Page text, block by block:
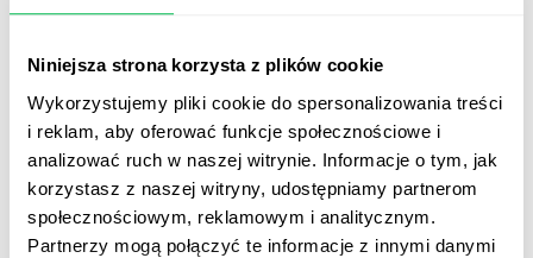
Niniejsza strona korzysta z plików cookie
Wykorzystujemy pliki cookie do spersonalizowania treści
i reklam, aby oferować funkcje społecznościowe i
analizować ruch w naszej witrynie. Informacje o tym, jak
korzystasz z naszej witryny, udostępniamy partnerom
społecznościowym, reklamowym i analitycznym.
Partnerzy mogą połączyć te informacje z innymi danymi
Krok 2: Zbadaj poziom kompetencji
Na podstawie stworzonego modelu oceń poziom
aktualnie posiadanych przez organizację kompetencji.
Możesz skorzystać z narzędzi, takich jak:
techniki diagnostyczne AC/DC (Assessment Center /
Development Center);